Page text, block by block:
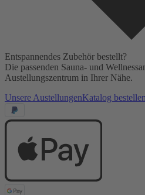
Entspannendes Zubehör bestellt?
Die passenden Sauna- und
Austellungszentrum in Ihrer Nähe.
Unsere AustellungenKatalog bestellen